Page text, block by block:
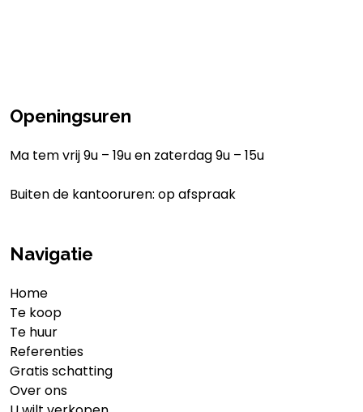
Openingsuren
Ma tem vrij 9u – 19u en zaterdag 9u – 15u
Buiten de kantooruren: op afspraak
Navigatie
Home
Te koop
Te huur
Referenties
Gratis schatting
Over ons